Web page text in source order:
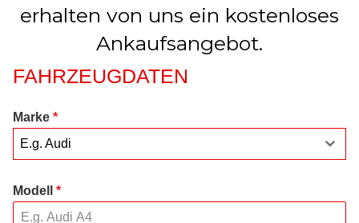
erhalten von uns ein kostenloses
Ankaufsangebot.
FAHRZEUGDATEN
Marke *
E.g. Audi
Modell *